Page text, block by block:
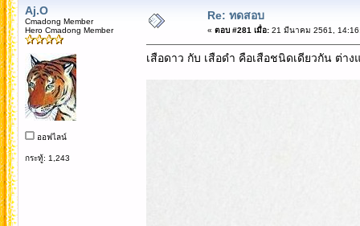
Aj.O
Cmadong Member
Hero Cmadong Member
ออฟไลน์
กระทู้: 1,243
Re: ทดสอบ
« ตอบ #281 เมื่อ:21 มีนาคม 2561,
เสือดาว กับ เสือดำ คือเสือชนิดเดียวกัน ต่า